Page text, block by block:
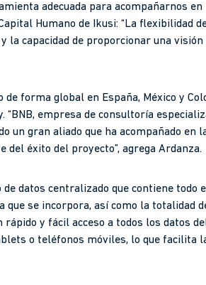
adecuada para acompañarnos
Humano de Ikusi: “La flexibilidad
la capacidad de proporcionar una
forma global en España, México y
empresa de consultoría
un gran aliado que ha acompañado en
del éxito del proyecto”, agrega Ardanza.
datos centralizado que contiene todo
que se incorpora, así como la totalidad
y fácil acceso a todos los datos
o teléfonos móviles, lo que facilita